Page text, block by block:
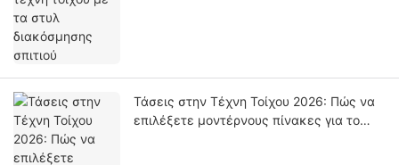
Τάσεις στην Τέχνη Τοίχου 2026: Πώς να
επιλέξετε μοντέρνους πίνακες για το